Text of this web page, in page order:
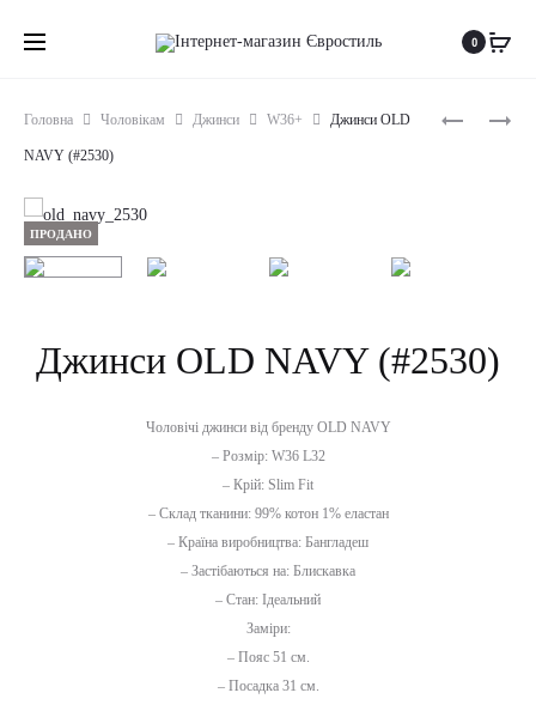
0
ДЖИНСИ
ДЖИНСИ
Головна Чоловікам Джинси W36+ Джинси OLD
NAVY (#2530)
ПРОДАНО
Джинси OLD NAVY (#2530)
Чоловічі джинси від бренду OLD NAVY
– Розмір: W36 L32
– Крій: Slim Fit
– Склад тканини: 99% котон 1% еластан
– Країна виробництва: Бангладеш
– Застібаються на: Блискавка
– Стан: Ідеальний
Заміри:
– Пояс 51 см.
– Посадка 31 см.